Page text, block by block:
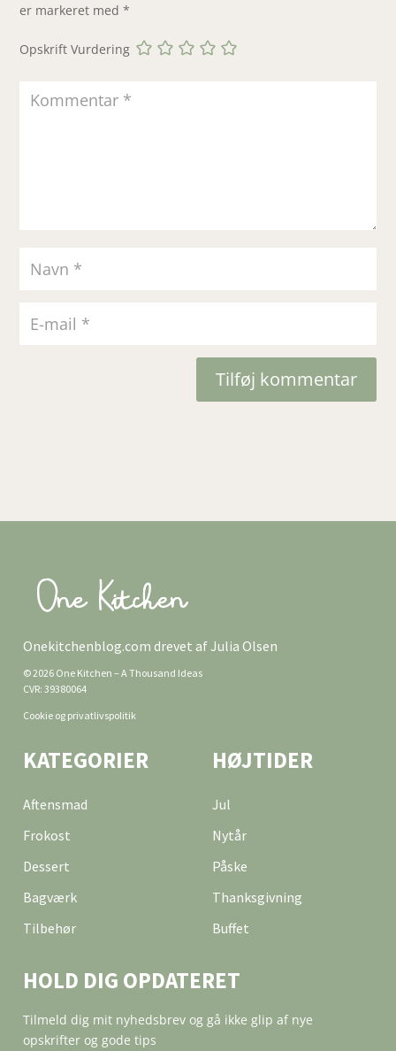
er markeret med*
Opskrift Vurdering
Tilføj kommentar
Onekitchenblog.com drevet af Julia Olsen
© 2026 One Kitchen – A Thousand Ideas
CVR: 39380064
Cookie og privatlivspolitik
KATEGORIER
Aftensmad
Frokost
Dessert
Bagværk
Tilbehør
HØJTIDER
Jul
Nytår
Påske
Thanksgivning
Buffet
HOLD DIG OPDATERET
Tilmeld dig mit nyhedsbrev og gå ikke glip af nye
opskrifter og gode tips